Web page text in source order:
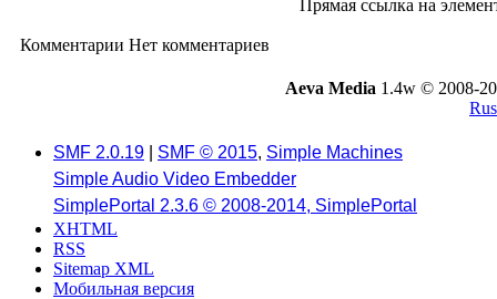
Прямая ссылка на
Комментарии Нет комментариев
Aeva Media 1.4w © 2008-
SMF 2.0.19 SMF © 2015, Simple Machines
Simple Audio Video Embedder
SimplePortal 2.3.6 © 2008-2014, SimplePortal
XHTML
RSS
Sitemap XML
Мобильная версия